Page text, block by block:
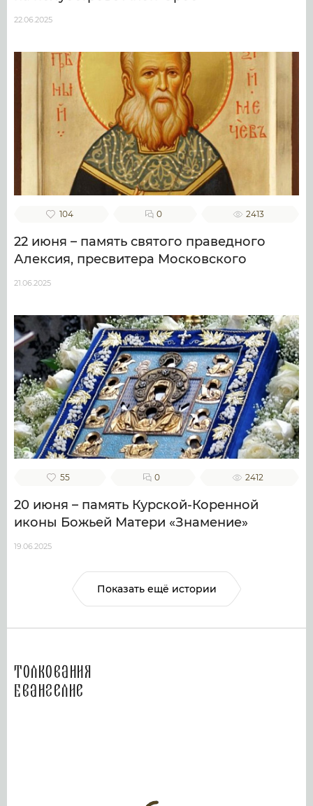
22.06.2025
104 0 2413
22 июня – память святого праведного
Алексия, пресвитера Московского
21.06.2025
55 0 2412
20 июня – память Курской-Коренной
иконы Божьей Матери «Знамение»
19.06.2025
Показать ещё истории
Толкования
Евангелие